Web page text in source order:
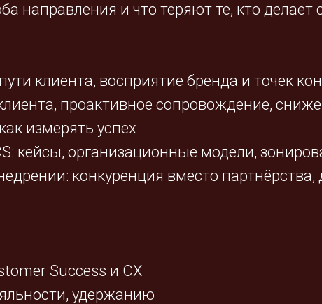
направления и что теряют те, кто делает
клиента, восприятие бренда и точек
проактивное сопровождение,
измерять успех
кейсы, организационные модели,
конкуренция вместо
Success и CX
удержанию